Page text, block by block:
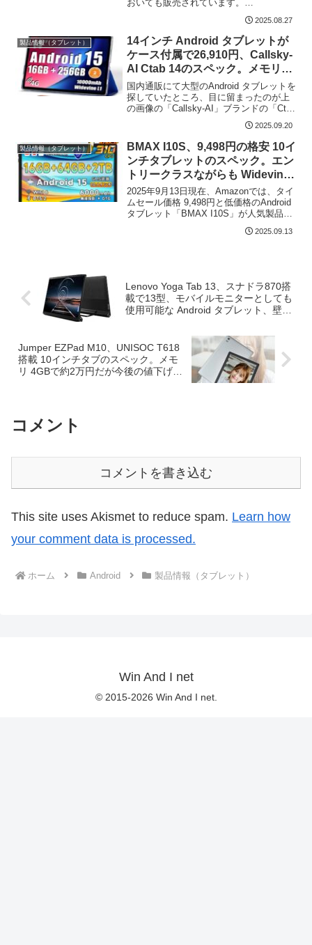
おいても販売されています。
CPU（SoC）に Helio G100 Ultraを搭載
し、11インチの液晶は 2.5K 解像度があ
ることが大きな特徴です。また...
2025.08.27
製品情報（タブレット）
14インチ Android タブレットが
ケース付属で26,910円、Callsky-
AI Ctab 14のスペック。メモリ
8GB、4スピーカー、LTEに対応
国内通販にて大型のAndroid タブレットを
探していたところ、目に留まったのが上
の画像の「Callsky-AI」ブランドの「Ctab
14」です。CPU（SoC）にUNISOC T616
を搭載し、物理メモリ 8GB、4スピーカ
ー、LTEに...
2025.09.20
製品情報（タブレット）
BMAX I10S、9,498円の格安 10イ
ンチタブレットのスペック。エン
トリークラスながらも Widevine
L1に対応
2025年9月13日現在、Amazonでは、タイ
ムセール価格 9,498円と低価格のAndroid
タブレット「BMAX I10S」が人気製品と
なっています。人気のポイントはその価
格ですが、4コアのCPU（SoC）UNISOC
2025.09.13
Lenovo Yoga Tab 13、スナドラ870搭
載で13型、モバイルモニターとしても
使用可能な Android タブレット、壁掛
Jumper EZPad M10、UNISOC T618
搭載 10インチタブのスペック。メモ
リ 4GBで約2万円だが今後の値下げに
コメント
コメントを書き込む
This site uses Akismet to reduce spam. Learn how
your comment data is processed.
ホーム Android 製品情報（タブレット）
Win And I net
© 2015-2026 Win And I net.